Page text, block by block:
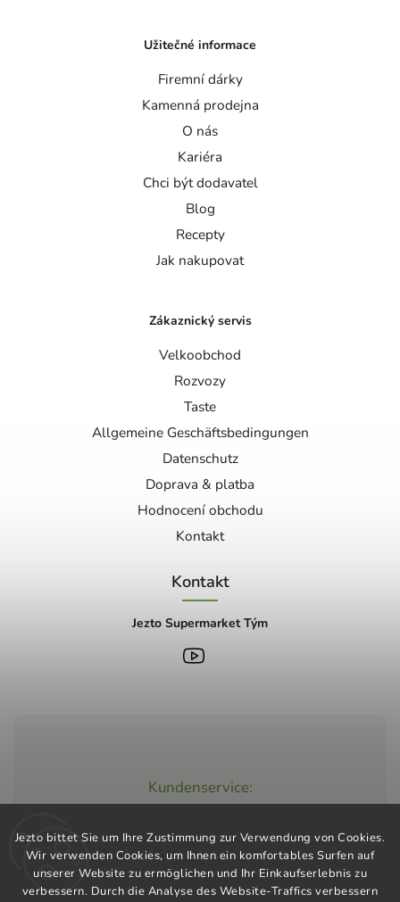
Jezto bittet Sie um Ihre Zustimmung zur Verwendung von Cookies.
Wir verwenden Cookies, um Ihnen ein komfortables Surfen auf
unserer Website zu ermöglichen und Ihr Einkaufserlebnis zu
verbessern. Durch die Analyse des Website-Traffics verbessern
Kundenservice:
info@jeztomarket.cz
Užitečné informace
Firemní dárky
Kamenná prodejna
O nás
Kariéra
Chci být dodavatel
Blog
Recepty
Jak nakupovat
Zákaznický servis
Velkoobchod
Rozvozy
Taste
Allgemeine Geschäftsbedingungen
Datenschutz
Doprava & platba
Hodnocení obchodu
Kontakt
Kontakt
Jezto Supermarket Tým